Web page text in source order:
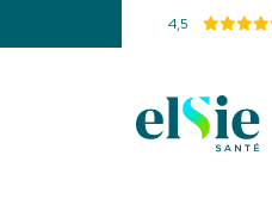
4,5